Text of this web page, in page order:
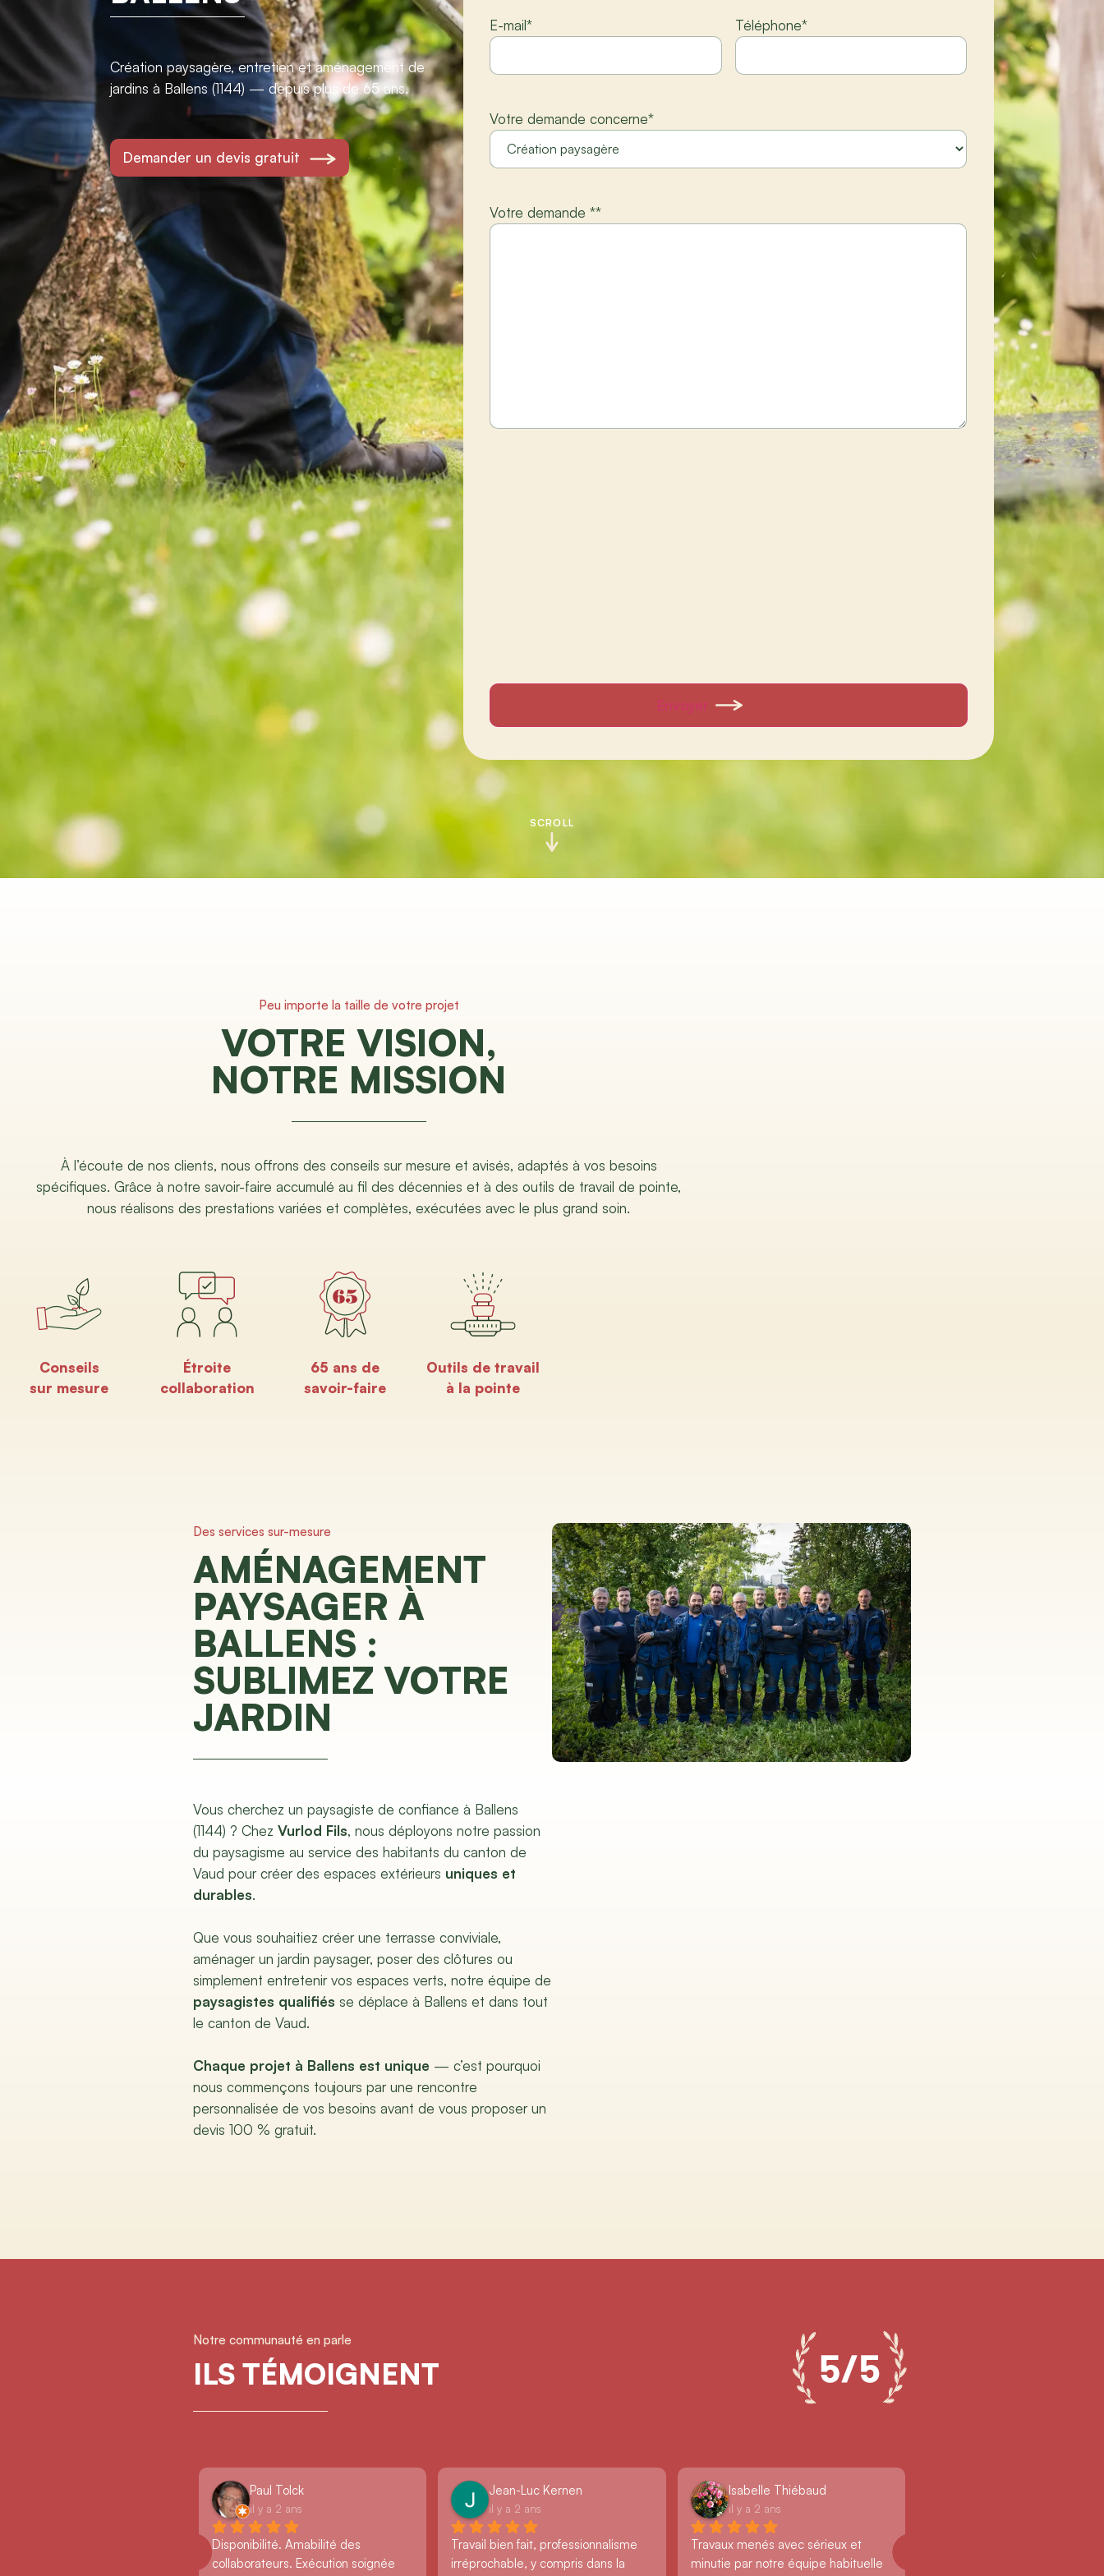
Création paysagère, entretien et aménagement de
jardins à Ballens (1144) — depuis plus de 65 ans.
Demander un devis gratuit
E-mail* Téléphone*
Votre demande concerne*
Votre demande **
Envoyer
SCROLL
Peu importe la taille de votre projet
VOTRE VISION,
NOTRE MISSION
À l’écoute de nos clients, nous offrons des conseils sur mesure et avisés, adaptés à vos besoins
spécifiques. Grâce à notre savoir-faire accumulé au fil des décennies et à des outils de travail de pointe,
nous réalisons des prestations variées et complètes, exécutées avec le plus grand soin.
Conseils
sur mesure
Étroite
collaboration
65 ans de
savoir-faire
Outils de travail
à la pointe
Des services sur-mesure
AMÉNAGEMENT
PAYSAGER À
BALLENS :
SUBLIMEZ VOTRE
JARDIN
Vous cherchez un paysagiste de confiance à Ballens
(1144) ? ChezVurlod Fils, nous déployons notre passion
du paysagisme au service des habitants du canton de
Vaud pour créer des espaces extérieurs uniques et
durables.
Que vous souhaitiez créer une terrasse conviviale,
aménager un jardin paysager, poser des clôtures ou
simplement entretenir vos espaces verts, notre équipe de
paysagistes qualifiés se déplace à Ballens et dans tout
le canton de Vaud.
Chaque projet à Ballens est unique — c’est pourquoi
nous commençons toujours par une rencontre
personnalisée de vos besoins avant de vous proposer un
devis 100 % gratuit.
Notre communauté en parle
ILS TÉMOIGNENT
Paul Tolck
il y a 2 ans
Disponibilité. Amabilité des
collaborateurs. Exécution soignée
Jean-Luc Kernen
il y a 2 ans
Travail bien fait, professionnalisme
irréprochable, y compris dans la
Isabelle Thiébaud
il y a 2 ans
Travaux menés avec sérieux et
minutie par notre équipe habituelle